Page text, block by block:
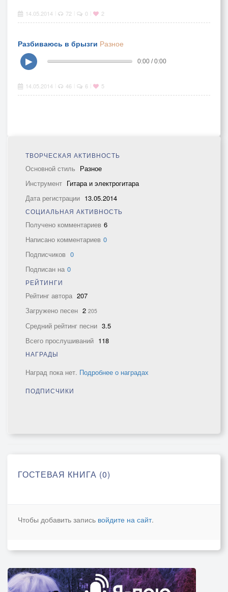
14.05.2014 72 0 2
Разбиваюсь в брызги Разное
▶
0:00 / 0:00
14.05.2014 46 6 5
ТВОРЧЕСКАЯ АКТИВНОСТЬ
Основной стиль Разное
Инструмент Гитара и электрогитара
Дата регистрации 13.05.2014
СОЦИАЛЬНАЯ АКТИВНОСТЬ
Получено комментариев 6
Написано комментариев 0
Подписчиков 0
Подписан на 0
РЕЙТИНГИ
Рейтинг автора 207
Загружено песен 2 205
Средний рейтинг песни 3.5
Всего прослушиваний 118
НАГРАДЫ
Наград пока нет. Подробнее о наградах
ПОДПИСЧИКИ
ГОСТЕВАЯ КНИГА (0)
Чтобы добавить запись войдите на сайт.